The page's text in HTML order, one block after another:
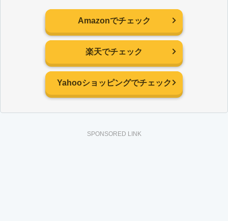
Amazonでチェック
楽天でチェック
Yahooショッピングでチェック
SPONSORED LINK